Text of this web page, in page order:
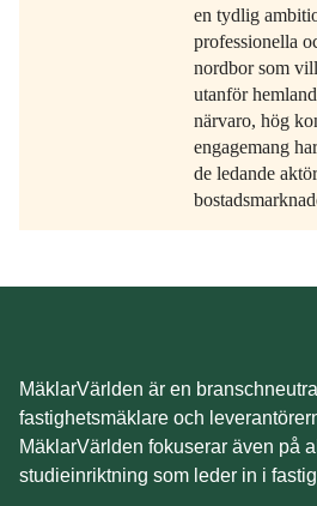
en tydlig
professionella
nordbor som
utanför
närvaro, hög
engagemang
de ledande
MäklarVärlden är en
fastighetsmäklare och
MäklarVärlden fokuserar även på
studieinriktning som leder in i